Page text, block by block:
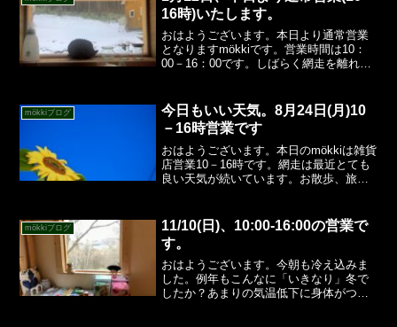
火ブース、フェル...
16時)いたします。
おはようございます。本日より通常営業
となりますmökkiです。営業時間は10：
00－16：00です。しばらく網走を離れて
っくり。楽と言えば楽ですが、ちょっと
寂しいですね...
mökkiブログ
今日もいい天気。8月24日(月)10
－16時営業です
おはようございます。本日のmökkiは雑貨
店営業10－16時です。網走は最近とても
良い天気が続いています。お散歩、旅行
すが、周りを見渡すと、桜やナナカマド
の葉が色づいて...
mökkiブログ
11/10(日)、10:00-16:00の営業で
す。
おはようございます。今朝も冷え込みま
した。例年もこんなに「いきなり」冬で
したか？あまりの気温低下に身体がつい